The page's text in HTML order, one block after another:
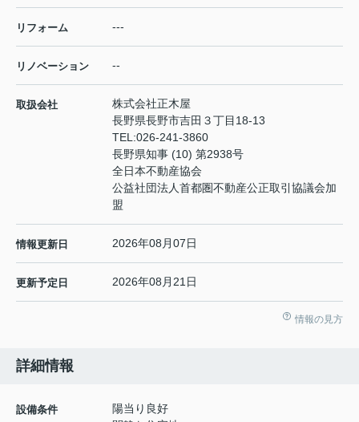
リフォーム ---
リノベーション --
取扱会社
株式会社正木屋
長野県長野市吉田３丁目18-13
TEL:026-241-3860
長野県知事 (10) 第2938号
全日本不動産協会
公益社団法人首都圏不動産公正取引協議会加
盟
情報更新日 2026年08月07日
更新予定日 2026年08月21日
情報の見方
詳細情報
設備条件
陽当り良好